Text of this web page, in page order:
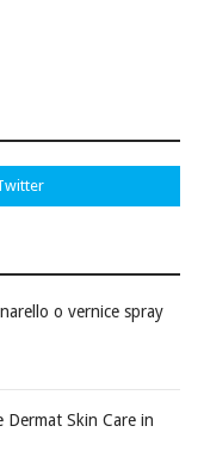
o vernice spray
Dermat Skin Care in